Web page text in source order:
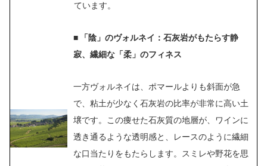
ています。
■ 「陰」のヴォルネイ：石灰岩がもたらす静
寂、繊細な「柔」のフィネス
一方ヴォルネイは、ポマールよりも斜面が急
で、粘土が少なく石灰岩の比率が非常に高い土
壌です。この痩せた石灰質の地層が、ワインに
透き通るような透明感と、レースのように繊細
な口当たりをもたらします。スミレや野花を思